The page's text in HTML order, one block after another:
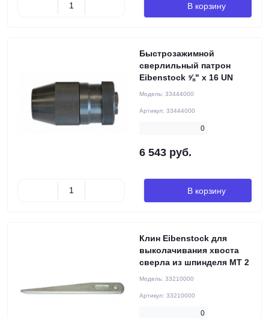
В корзину
Быстрозажимной
сверлильный патрон
Eibenstock ⅝" x 16 UN
Модель: 33444000
Артикул: 33444000
0
6 543 руб.
В корзину
Клин Eibenstock для
выколачивания хвоста
сверла из шпинделя MT 2
Модель: 33210000
Артикул: 33210000
0